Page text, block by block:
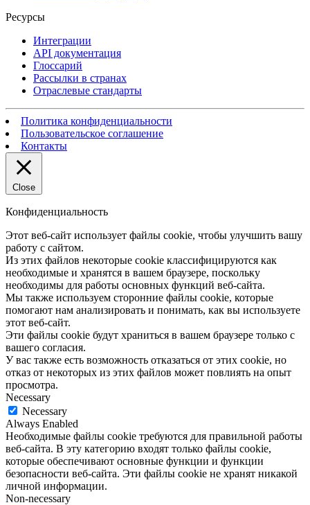
Ресурсы
Интеграции
API документация
Глоссарий
Рассылки в странах
Отраслевые стандарты
Политика конфиденциальности
Пользовательское соглашение
Контакты
Close
Конфиденциальность
Этот веб-сайт использует файлы cookie, чтобы улучшить вашу
работу с сайтом.
Из этих файлов некоторые cookie классифицируются как
необходимые и хранятся в вашем браузере, поскольку
необходимы для работы основных функций веб-сайта.
Мы также используем сторонние файлы cookie, которые
помогают нам анализировать и понимать, как вы используете
этот веб-сайт.
Эти файлы cookie будут храниться в вашем браузере только с
вашего согласия.
У вас также есть возможность отказаться от этих cookie, но
отказ от некоторых из этих файлов может повлиять на опыт
просмотра.
Necessary
Necessary
Always Enabled
Необходимые файлы cookie требуются для правильной работы
веб-сайта. В эту категорию входят только файлы cookie,
которые обеспечивают основные функции и функции
безопасности веб-сайта. Эти файлы cookie не хранят никакой
личной информации.
Non-necessary